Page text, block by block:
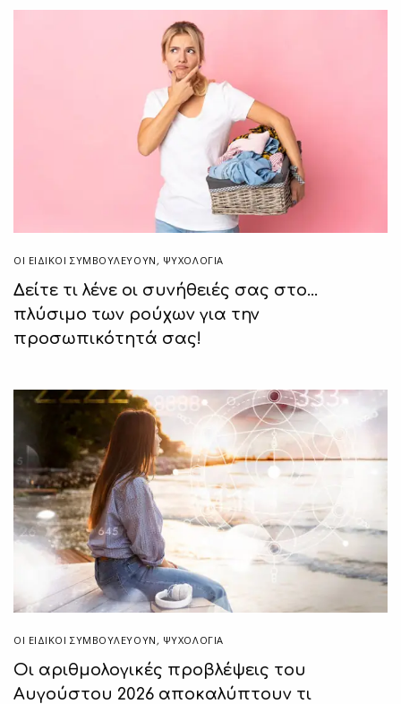
ΟΙ ΕΙΔΙΚΟΊ ΣΥΜΒΟΥΛΕΎΟΥΝ , ΨΥΧΟΛΟΓΙΑ
Δείτε τι λένε οι συνήθειές σας στο…
πλύσιμο των ρούχων για την
προσωπικότητά σας!
ΟΙ ΕΙΔΙΚΟΊ ΣΥΜΒΟΥΛΕΎΟΥΝ , ΨΥΧΟΛΟΓΙΑ
Οι αριθμολογικές προβλέψεις του
Αυγούστου 2026 αποκαλύπτουν τι